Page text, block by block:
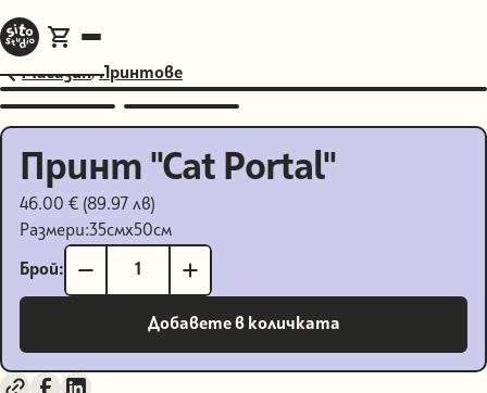
Магазин/Принтове
Принт "Cat Portal"
46.00 € (89.97 лв)
Размери:35смx50см
Брой: